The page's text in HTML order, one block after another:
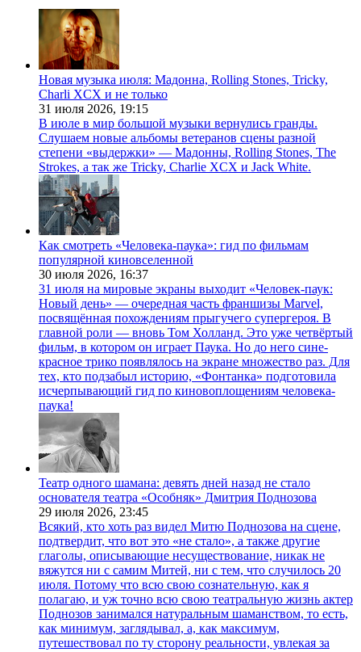
Новая музыка июля: Мадонна, Rolling Stones, Tricky,
Charli XCX и не только
31 июля 2026, 19:15
В июле в мир большой музыки вернулись гранды.
Слушаем новые альбомы ветеранов сцены разной
степени «выдержки» — Мадонны, Rolling Stones, The
Strokes, а так же Tricky, Charlie XCX и Jack White.
Как смотреть «Человека-паука»: гид по фильмам
популярной киновселенной
30 июля 2026, 16:37
31 июля на мировые экраны выходит «Человек-паук:
Новый день» — очередная часть франшизы Marvel,
посвящённая похождениям прыгучего супергероя. В
главной роли — вновь Том Холланд. Это уже четвёртый
фильм, в котором он играет Паука. Но до него сине-
красное трико появлялось на экране множество раз. Для
тех, кто подзабыл историю, «Фонтанка» подготовила
исчерпывающий гид по киновоплощениям человека-
паука!
Театр одного шамана: девять дней назад не стало
основателя театра «Особняк» Дмитрия Поднозова
29 июля 2026, 23:45
Всякий, кто хоть раз видел Митю Поднозова на сцене,
подтвердит, что вот это «не стало», а также другие
глаголы, описывающие несуществование, никак не
вяжутся ни с самим Митей, ни с тем, что случилось 20
июля. Потому что всю свою сознательную, как я
полагаю, и уж точно всю свою театральную жизнь актер
Поднозов занимался натуральным шаманством, то есть,
как минимум, заглядывал, а, как максимум,
путешествовал по ту сторону реальности, увлекая за